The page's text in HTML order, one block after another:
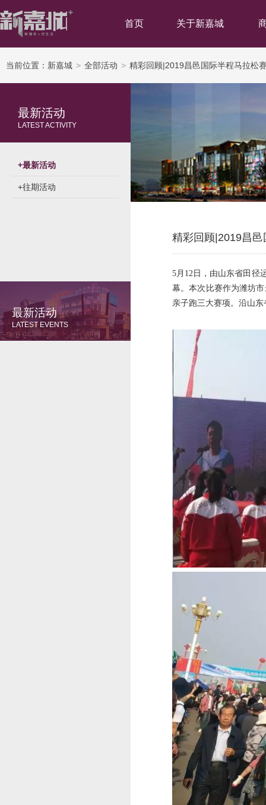
首页 关于新嘉城
当前位置： 新嘉城 > 全部活动 > 精彩回顾|2019昌邑国际半程马拉松
最新活动
LATEST ACTIVITY
+最新活动
+往期活动
最新活动
LATEST EVENTS
精彩回顾|2019昌
5月12日，由山东省田径
幕。本次比赛作为潍坊
亲子跑三大赛项。沿山